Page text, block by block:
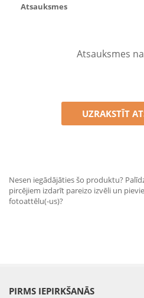
Atsauksmes
Atsauksmes
UZRAKSTĪT
Nesen iegādājāties šo produktu?
pircējiem izdarīt pareizo izvēli un
fotoattēlu(-us)?
PIRMS IEPIRKŠANĀS